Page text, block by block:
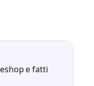
e fatti